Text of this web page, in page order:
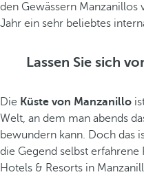
den Gewässern
Jahr ein sehr beliebtes
Lassen Sie sich
Die Küste von Manzanillo
Welt, an dem man abends
bewundern kann. Doch das
die Gegend selbst
Hotels & Resorts in